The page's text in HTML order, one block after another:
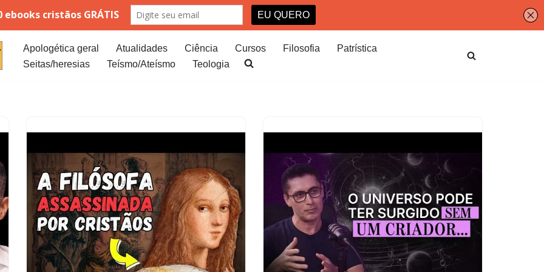
Apologética geral Atualidades Ciência Cursos Filosofia
Patrística
Seitas/heresias
Teísmo/Ateísmo Teologia